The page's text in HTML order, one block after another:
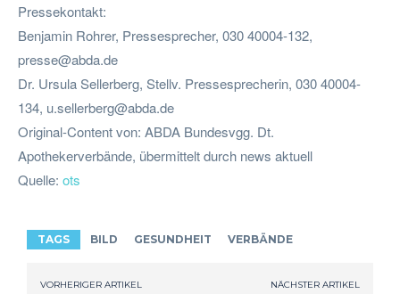
Pressekontakt:
Benjamin Rohrer, Pressesprecher, 030 40004-132,
presse@abda.de
Dr. Ursula Sellerberg, Stellv. Pressesprecherin, 030 40004-
134, u.sellerberg@abda.de
Original-Content von: ABDA Bundesvgg. Dt.
Apothekerverbände, übermittelt durch news aktuell
Quelle: ots
TAGS BILD GESUNDHEIT VERBÄNDE
VORHERIGER ARTIKEL NÄCHSTER ARTIKEL